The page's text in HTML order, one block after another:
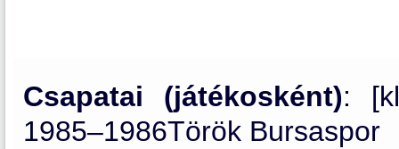
Csapatai (játékosként):
1985–1986Török Bursaspor